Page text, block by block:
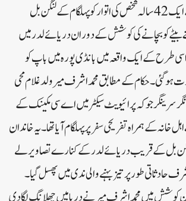
سری نگر// سرینگر کے ایک 42 سالہ شخص کی اتوار کو پہلگام کے لنگن بل
کو بچانے کی کوشش کے دوران دریائے لدر میں
طرح کے ایک واقعہ میں بانڈی پورہ میں باپ کو
ہوگئی۔حکام کے مطابق محمد اشرف میر ولد غلام محی
سرینگر جو کہ پرائیویٹ سیکٹر میں اے سی مکینک کے
اہل خانہ کے ہمراہ تفریحی سفر پر پہلگام آیا تھا۔یہ خاندان
بل کے قریب دریائے لدر کے کنارے تصاویر لے
اشرف حادثاتی طور پر تیز بہنے والی ندی میں پھسل گیا۔